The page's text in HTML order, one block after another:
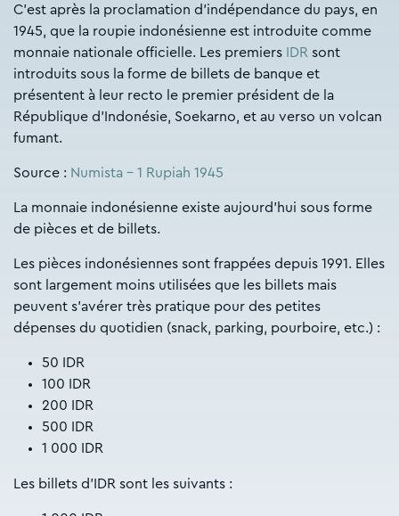
C’est après la proclamation d’indépendance du pays, en
1945, que la roupie indonésienne est introduite comme
monnaie nationale officielle. Les premiers
IDR sont
introduits sous la forme de billets de banque et
présentent à leur recto le premier président de la
République d’Indonésie, Soekarno, et au verso un volcan
fumant.
Source : Numista – 1 Rupiah 1945
La monnaie indonésienne existe aujourd’hui sous forme
de pièces et de billets.
Les pièces indonésiennes sont frappées depuis 1991. Elles
sont largement moins utilisées que les billets mais
peuvent s’avérer très pratique pour des petites
dépenses du quotidien (snack, parking, pourboire, etc.) :
50 IDR
100 IDR
200 IDR
500 IDR
1 000 IDR
Les billets d’IDR sont les suivants :